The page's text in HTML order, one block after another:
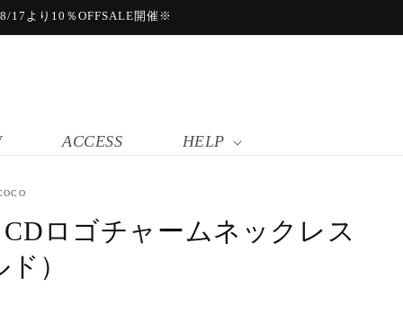
17より10％OFFSALE開催※
ACCESS HELP
ロゴチャームネックレス
）